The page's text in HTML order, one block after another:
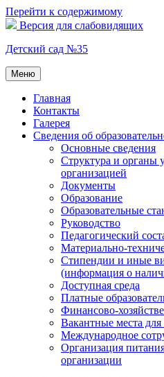
Перейти к содержимому
Версия для слабовидящих
Детский сад №35
Меню
Главная
Контакты
Галерея
Сведения об
Основные сведения
Структура и органы
организацией
Документы
Образование
Образовательные
Руководство
Педагогический
Материально-
Стипендии и иные
(информация о
Доступная среда
Платные
Финансово-
Вакантные места
Международное
Организация
организации